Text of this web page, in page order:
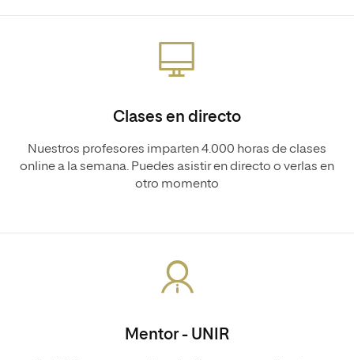
Clases en directo
Nuestros profesores imparten 4.000 horas de clases
online a la semana. Puedes asistir en directo o verlas en
otro momento
Mentor - UNIR